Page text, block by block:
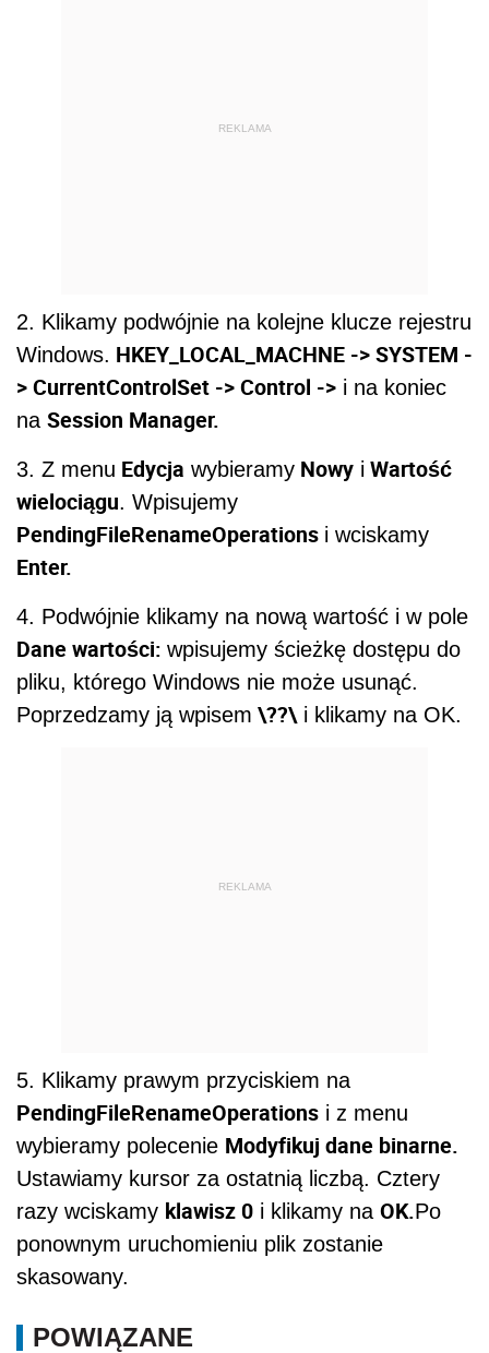
REKLAMA
2. Klikamy podwójnie na kolejne klucze rejestru
Windows. HKEY_LOCAL_MACHNE -> SYSTEM -
> CurrentControlSet -> Control -> i na koniec
na Session Manager.
3. Z menu Edycja wybieramy Nowy i Wartość
wielociągu. Wpisujemy
PendingFileRenameOperations i wciskamy
Enter.
4. Podwójnie klikamy na nową wartość i w pole
Dane wartości: wpisujemy ścieżkę dostępu do
pliku, którego Windows nie może usunąć.
Poprzedzamy ją wpisem \??\ i klikamy na OK.
REKLAMA
5. Klikamy prawym przyciskiem na
PendingFileRenameOperations i z menu
wybieramy polecenie Modyfikuj dane binarne.
Ustawiamy kursor za ostatnią liczbą. Cztery
razy wciskamy klawisz 0 i klikamy na OK.Po
ponownym uruchomieniu plik zostanie
skasowany.
POWIĄZANE